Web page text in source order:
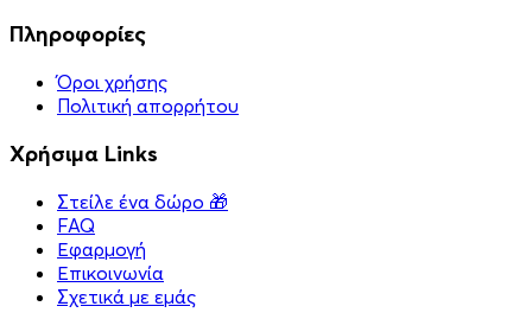
Πληροφορίες
Όροι χρήσης
Πολιτική απορρήτου
Χρήσιμα Links
Στείλε ένα δώρο 🎁
FAQ
Εφαρμογή
Επικοινωνία
Σχετικά με εμάς